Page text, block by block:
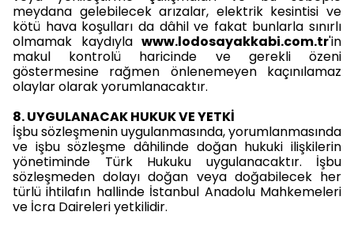
meydana gelebilecek arızalar, elektrik kesintisi ve
kötü hava koşulları da dâhil ve fakat bunlarla sınırlı
olmamak kaydıyla www.lodosayakkabi.com.tr'in
makul kontrolü haricinde ve gerekli özeni
göstermesine rağmen önlenemeyen kaçınılamaz
olaylar olarak yorumlanacaktır.
8. UYGULANACAK HUKUK VE YETKİ
İşbu sözleşmenin uygulanmasında, yorumlanmasında
ve işbu sözleşme dâhilinde doğan hukuki ilişkilerin
yönetiminde Türk Hukuku uygulanacaktır. İşbu
sözleşmeden dolayı doğan veya doğabilecek her
türlü ihtilafın hallinde İstanbul Anadolu Mahkemeleri
ve İcra Daireleri yetkilidir.